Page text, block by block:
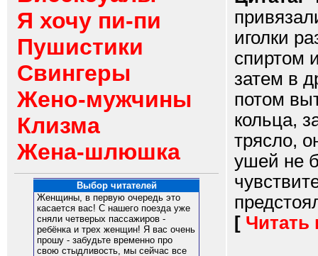
Я хочу пи-пи
Пушистики
Свингеры
Жено-мужчины
Клизма
Жена-шлюшка
Выбор читателей
Женщины, в первую очередь это
касается вас! С нашего поезда уже
сняли четверых пассажиров -
ребёнка и трех женщин! Я вас очень
прошу - забудьте временно про
свою стыдливость, мы сейчас все
иголки
спиртом
затем в
потом
кольца,
трясло,
ушей не
[ Читать